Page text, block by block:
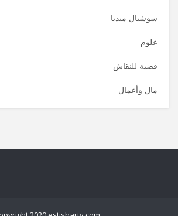
سوشيال ميديا
علوم
قضية للنقاش
مال وأعمال